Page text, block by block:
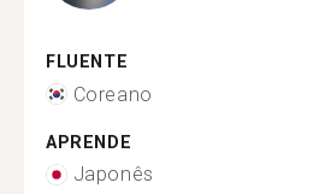
FLUENTE
Coreano
APRENDE
Japonês